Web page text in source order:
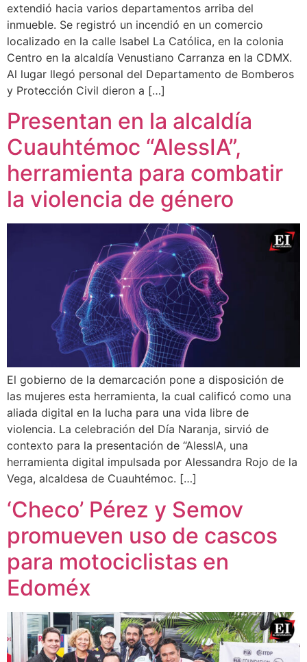
extendió hacia varios departamentos arriba del
inmueble. Se registró un incendió en un comercio
localizado en la calle Isabel La Católica, en la colonia
Centro en la alcaldía Venustiano Carranza en la CDMX.
Al lugar llegó personal del Departamento de Bomberos
y Protección Civil dieron a […]
Presentan en la alcaldía
Cuauhtémoc “AlessIA”,
herramienta para combatir
la violencia de género
El gobierno de la demarcación pone a disposición de
las mujeres esta herramienta, la cual calificó como una
aliada digital en la lucha para una vida libre de
violencia. La celebración del Día Naranja, sirvió de
contexto para la presentación de “AlessIA, una
herramienta digital impulsada por Alessandra Rojo de la
Vega, alcaldesa de Cuauhtémoc. […]
‘Checo’ Pérez y Semov
promueven uso de cascos
para motociclistas en
Edoméx